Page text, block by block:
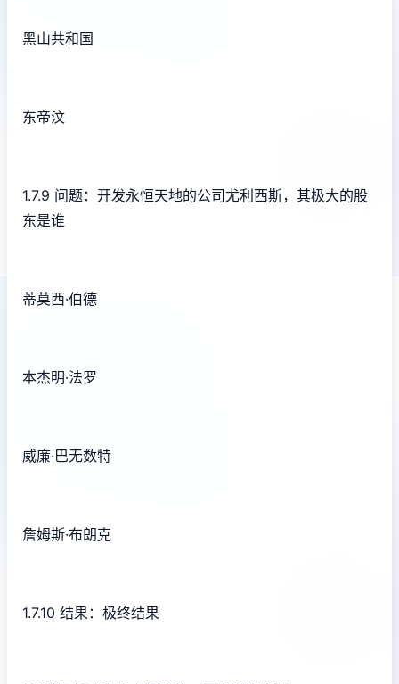
黑山共和国
东帝汶
1.7.9 问题：开发永恒天地的公司尤利西斯，其极大的股
东是谁
蒂莫西·伯德
本杰明·法罗
威廉·巴无数特
詹姆斯·布朗克
1.7.10 结果：极终结果